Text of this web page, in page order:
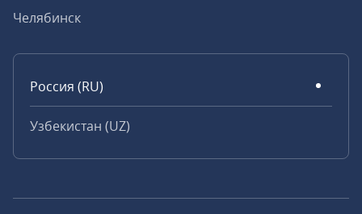
Челябинск
Россия (RU)
Узбекистан (UZ)